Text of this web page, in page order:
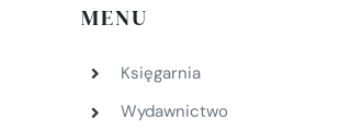
MENU
Księgarnia
Wydawnictwo